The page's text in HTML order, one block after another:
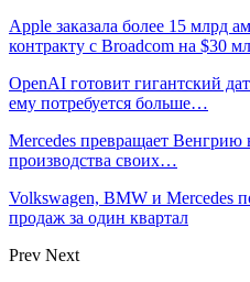
Apple заказала более 15 млрд
контракту с Broadcom на $30
OpenAI готовит гигантский
ему потребуется больше…
Mercedes превращает Венгрию
производства своих…
Volkswagen, BMW и Mercedes
продаж за один квартал
Prev Next